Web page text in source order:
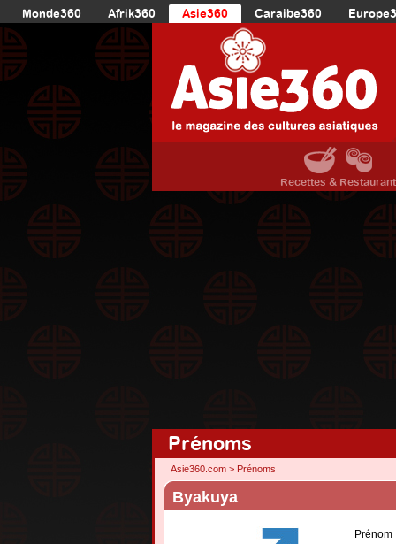
Monde360 Afrik360 Asie360 Caraibe360
Recettes &
Prénoms
Asie360.com > Prénoms
Byakuya
Prénom